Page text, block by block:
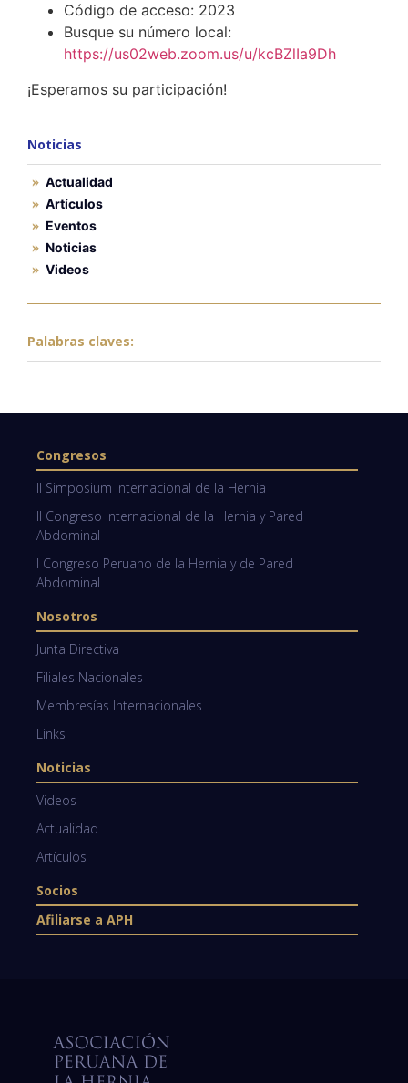
Código de acceso: 2023
Busque su número local:
https://us02web.zoom.us/u/kcBZlIa9Dh
¡Esperamos su participación!
Noticias
Actualidad
Artículos
Eventos
Noticias
Videos
Palabras claves:
Congresos
II Simposium Internacional de la Hernia
II Congreso Internacional de la Hernia y Pared
Abdominal
I Congreso Peruano de la Hernia y de Pared
Abdominal
Nosotros
Junta Directiva
Filiales Nacionales
Membresías Internacionales
Links
Noticias
Videos
Actualidad
Artículos
Socios
Afiliarse a APH